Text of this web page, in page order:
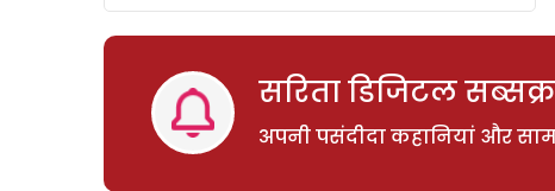
सरिता डिजिटल
अपनी पसंदीदा कहानियां और